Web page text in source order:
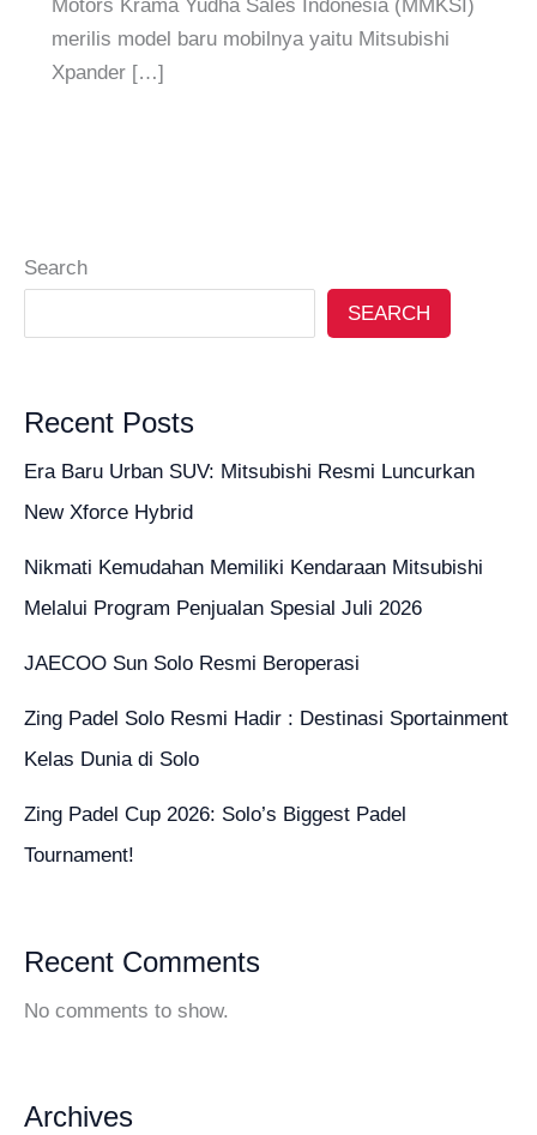
Motors Krama Yudha Sales Indonesia (MMKSI)
merilis model baru mobilnya yaitu Mitsubishi
Xpander […]
Search
SEARCH
Recent Posts
Era Baru Urban SUV: Mitsubishi Resmi Luncurkan
New Xforce Hybrid
Nikmati Kemudahan Memiliki Kendaraan Mitsubishi
Melalui Program Penjualan Spesial Juli 2026
JAECOO Sun Solo Resmi Beroperasi
Zing Padel Solo Resmi Hadir : Destinasi Sportainment
Kelas Dunia di Solo
Zing Padel Cup 2026: Solo’s Biggest Padel
Tournament!
Recent Comments
No comments to show.
Archives